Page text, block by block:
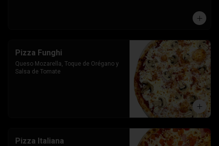
Pizza Funghi
Queso Mozarella, Toque de Orégano y
Salsa de Tomate
Pizza Italiana